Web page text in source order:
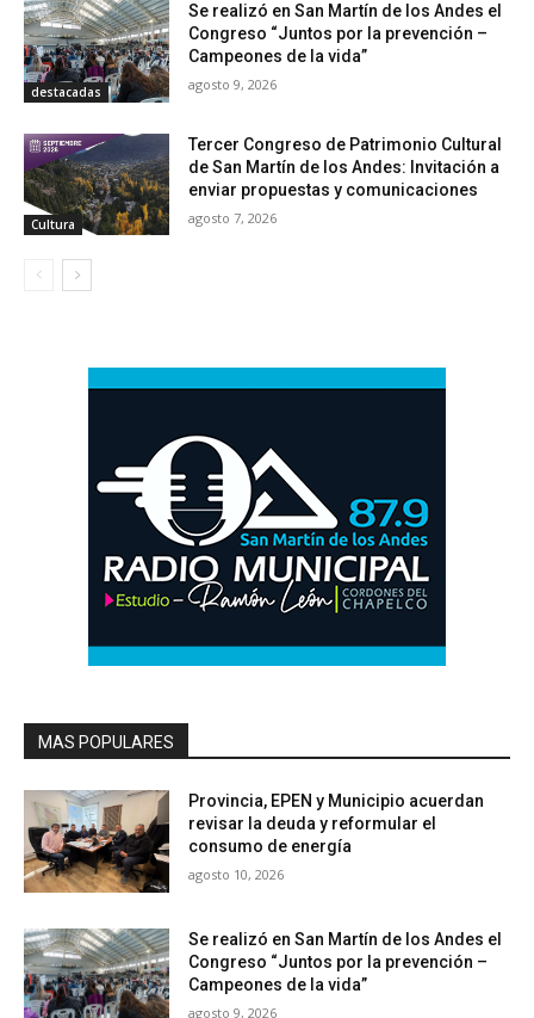
destacadas
Se realizó en San Martín de los Andes el
Congreso “Juntos por la prevención –
Campeones de la vida”
agosto 9, 2026
Cultura
Tercer Congreso de Patrimonio Cultural
de San Martín de los Andes: Invitación a
enviar propuestas y comunicaciones
agosto 7, 2026
MAS POPULARES
Provincia, EPEN y Municipio acuerdan
revisar la deuda y reformular el
consumo de energía
agosto 10, 2026
Se realizó en San Martín de los Andes el
Congreso “Juntos por la prevención –
Campeones de la vida”
agosto 9, 2026